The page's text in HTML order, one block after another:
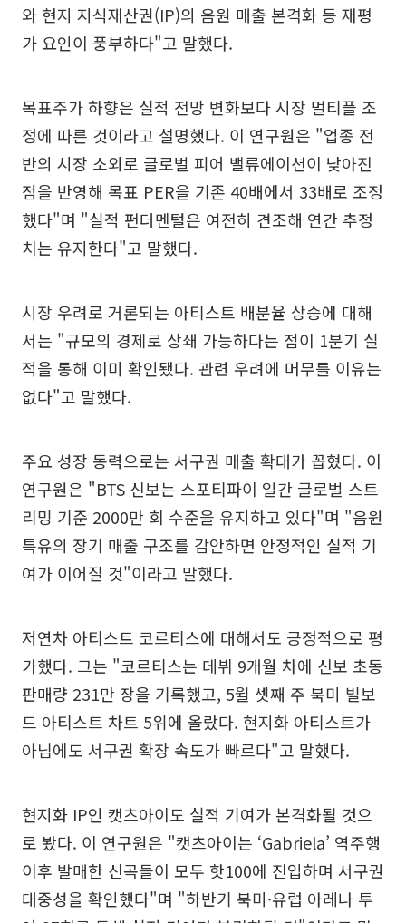
와 현지 지식재산권(IP)의 음원 매출 본격화 등 재평
가 요인이 풍부하다"고 말했다.
목표주가 하향은 실적 전망 변화보다 시장 멀티플 조
정에 따른 것이라고 설명했다. 이 연구원은 "업종 전
반의 시장 소외로 글로벌 피어 밸류에이션이 낮아진
점을 반영해 목표 PER을 기존 40배에서 33배로 조정
했다"며 "실적 펀더멘털은 여전히 견조해 연간 추정
치는 유지한다"고 말했다.
시장 우려로 거론되는 아티스트 배분율 상승에 대해
서는 "규모의 경제로 상쇄 가능하다는 점이 1분기 실
적을 통해 이미 확인됐다. 관련 우려에 머무를 이유는
없다"고 말했다.
주요 성장 동력으로는 서구권 매출 확대가 꼽혔다. 이
연구원은 "BTS 신보는 스포티파이 일간 글로벌 스트
리밍 기준 2000만 회 수준을 유지하고 있다"며 "음원
특유의 장기 매출 구조를 감안하면 안정적인 실적 기
여가 이어질 것"이라고 말했다.
저연차 아티스트 코르티스에 대해서도 긍정적으로 평
가했다. 그는 "코르티스는 데뷔 9개월 차에 신보 초동
판매량 231만 장을 기록했고, 5월 셋째 주 북미 빌보
드 아티스트 차트 5위에 올랐다. 현지화 아티스트가
아님에도 서구권 확장 속도가 빠르다"고 말했다.
현지화 IP인 캣츠아이도 실적 기여가 본격화될 것으
로 봤다. 이 연구원은 "캣츠아이는 ‘Gabriela’ 역주행
이후 발매한 신곡들이 모두 핫100에 진입하며 서구권
대중성을 확인했다"며 "하반기 북미·유럽 아레나 투